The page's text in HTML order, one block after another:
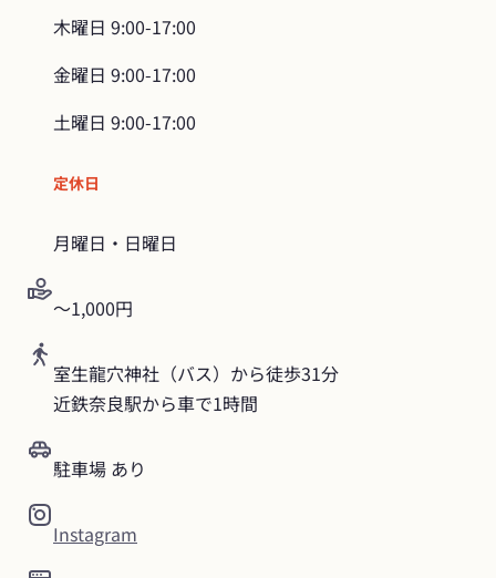
木曜日 9:00-17:00
金曜日 9:00-17:00
土曜日 9:00-17:00
定休日
月曜日・日曜日
〜1,000円
室生龍穴神社（バス）から徒歩31分
近鉄奈良駅から車で1時間
駐車場 あり
Instagram